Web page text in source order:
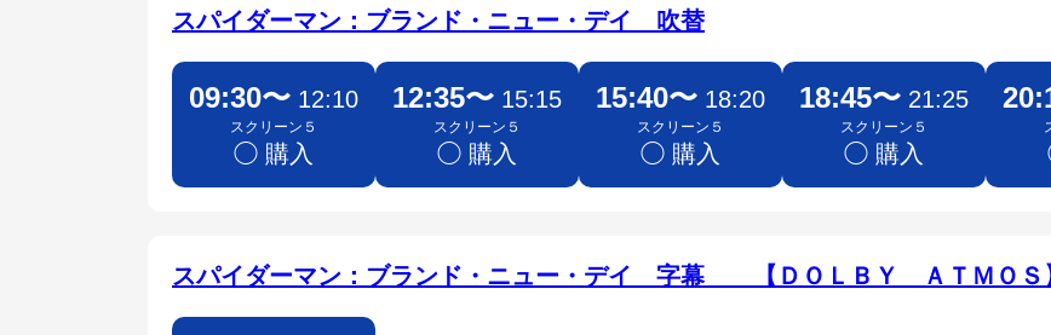
スパイダーマン：ブランド・ニュー・デイ 吹替
09:30〜 12:10
スクリーン５
◯ 購入
12:35〜 15:15
スクリーン５
◯ 購入
15:40〜 18:20
スクリーン５
◯ 購入
18:45〜 21:25
スクリーン５
◯ 購入
スパイダーマン：ブランド・ニュー・デイ 字幕 【ＤＯＬＢＹ ＡＴＭＯＳ